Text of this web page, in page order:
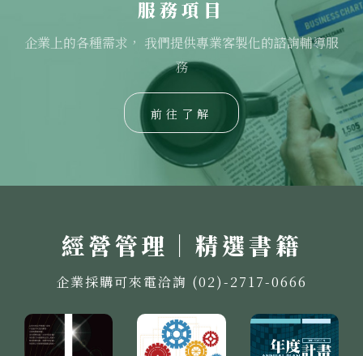
服務項目
企業上的各種需求， 我們提供專業客製化的諮詢輔導服
務
前往了解
經營管理｜精選書籍
企業採購可來電洽詢 (02)-2717-0666